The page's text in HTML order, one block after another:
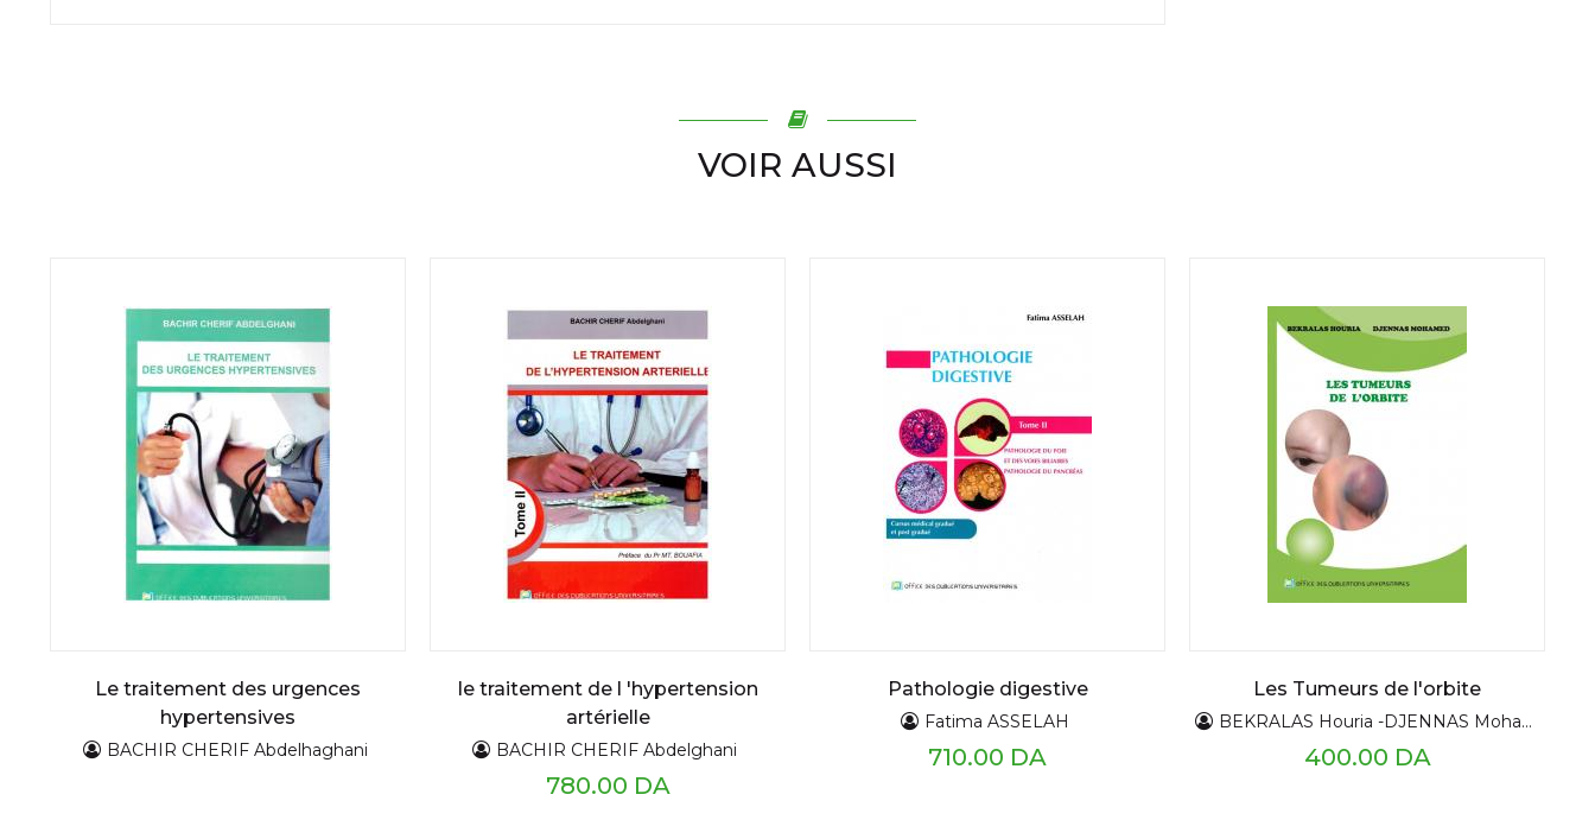
VOIR AUSSI
Le traitement des urgences
hypertensives
BACHIR CHERIF Abdelhaghani
le traitement de l 'hypertension
artérielle
BACHIR CHERIF Abdelghani
780.00 DA
Pathologie digestive
Fatima ASSELAH
710.00 DA
Les Tumeurs de l'orbite
BEKRALAS Houria -DJENNAS Mohamed
400.00 DA